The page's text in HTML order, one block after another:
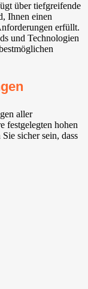
über tiefgreifende
Ihnen einen
erfüllt.
und Technologien
aller
festgelegten hohen
sicher sein, dass